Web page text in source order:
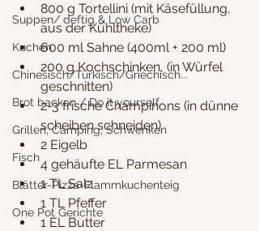
Suppen/ deftig & Low Carb
Kuchen
Chinesisch/Türkisch/Griechisch...
Brot backen / Do it yourself
Grillen, Camping, Schwenken
Fisch
Blätter-Pizza-Flammkuchenteig
One Pot Gerichte
800 g Tortellini (mit Käsefüllung,
aus der Kühltheke)
600 ml Sahne (400ml + 200 ml)
200 g Kochschinken, (in Würfel
geschnitten)
2-3 frische Champinons (in dünne
scheiben schneiden)
2 Eigelb
4 gehäufte EL Parmesan
1 TL Salz
1 TL Pfeffer
1 EL Butter